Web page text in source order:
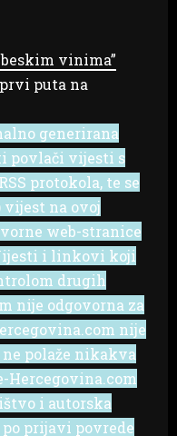
vinima”
puta na
generirana
povlači vijesti s
protokola, te se
na ovoj
web-stranice
i linkovi koji
drugih
nije odgovorna za
nije
polaže nikakva
Hercegovina.com
i autorska
prijavi povrede